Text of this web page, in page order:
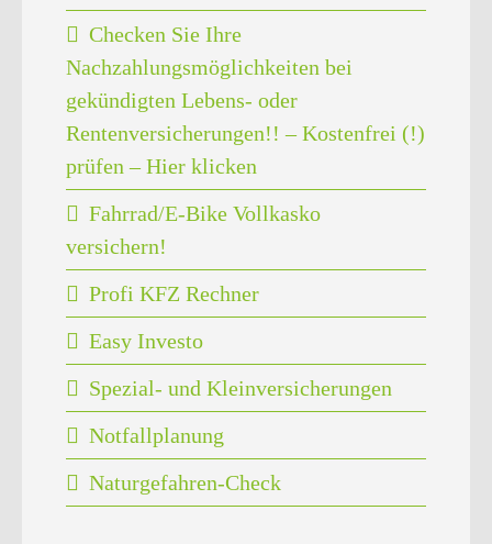
Checken Sie Ihre
Nachzahlungsmöglichkeiten bei
gekündigten Lebens- oder
Rentenversicherungen!! – Kostenfrei (!)
prüfen – Hier klicken
Fahrrad/E-Bike Vollkasko
versichern!
Profi KFZ Rechner
Easy Investo
Spezial- und Kleinversicherungen
Notfallplanung
Naturgefahren-Check